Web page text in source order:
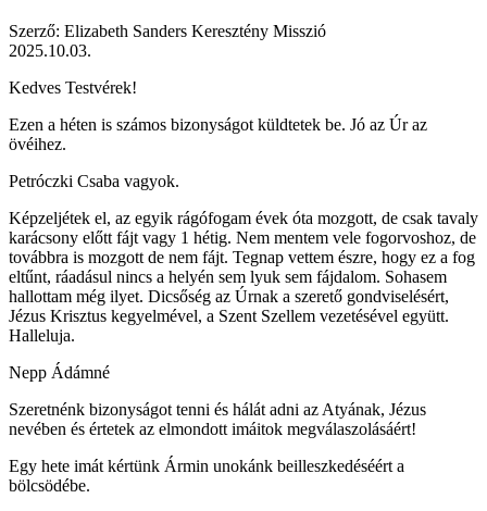
Szerző: Elizabeth Sanders Keresztény Misszió
2025.10.03.
Kedves Testvérek!
Ezen a héten is számos bizonyságot küldtetek be. Jó az Úr az
övéihez.
Petróczki Csaba vagyok.
Képzeljétek el, az egyik rágófogam évek óta mozgott, de csak tavaly
karácsony előtt fájt vagy 1 hétig. Nem mentem vele fogorvoshoz, de
továbbra is mozgott de nem fájt. Tegnap vettem észre, hogy ez a fog
eltűnt, ráadásul nincs a helyén sem lyuk sem fájdalom. Sohasem
hallottam még ilyet. Dicsőség az Úrnak a szerető gondviselésért,
Jézus Krisztus kegyelmével, a Szent Szellem vezetésével együtt.
Halleluja.
Nepp Ádámné
Szeretnénk bizonyságot tenni és hálát adni az Atyának, Jézus
nevében és értetek az elmondott imáitok megválaszolásáért!
Egy hete imát kértünk Ármin unokánk beilleszkedéséért a
bölcsödébe.